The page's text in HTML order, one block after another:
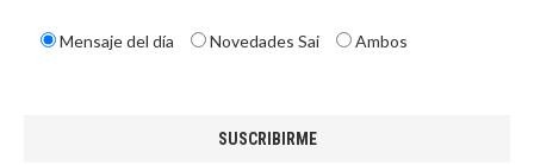
Mensaje del día Novedades Sai Ambos